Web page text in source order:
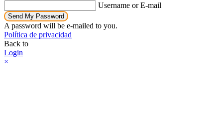
Username or E-mail
Send My Password
A password will be e-mailed to you.
Política de privacidad
Back to
Login
×